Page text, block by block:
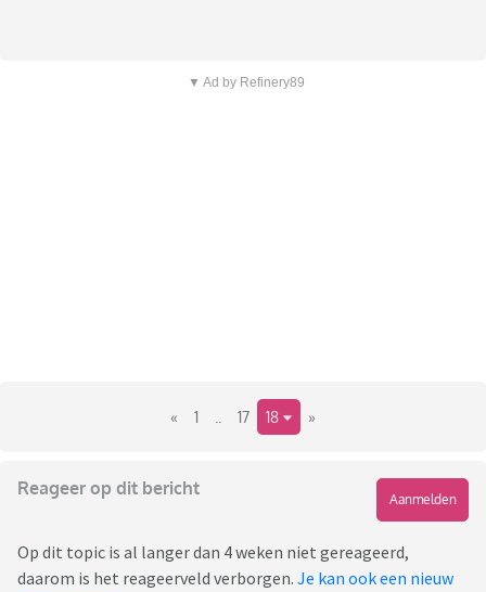
▼ Ad by Refinery89
« 1 17 18 »
Reageer op dit bericht
Aanmelden
Op dit topic is al langer dan 4 weken niet gereageerd,
daarom is het reageerveld verborgen. Je kan ook een nieuw